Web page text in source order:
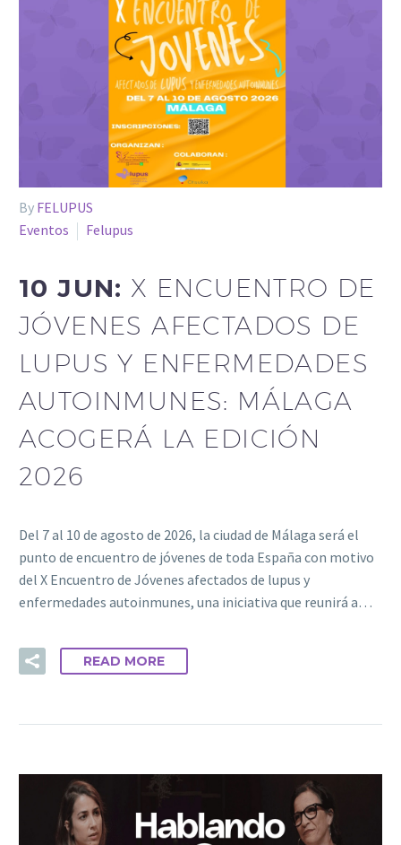
By FELUPUS
Eventos
Felupus
10 JUN: X ENCUENTRO DE
JÓVENES AFECTADOS DE
LUPUS Y ENFERMEDADES
AUTOINMUNES: MÁLAGA
ACOGERÁ LA EDICIÓN
2026
Del 7 al 10 de agosto de 2026, la ciudad de Málaga será el
punto de encuentro de jóvenes de toda España con motivo
del X Encuentro de Jóvenes afectados de lupus y
enfermedades autoinmunes, una iniciativa que reunirá a…
READ MORE